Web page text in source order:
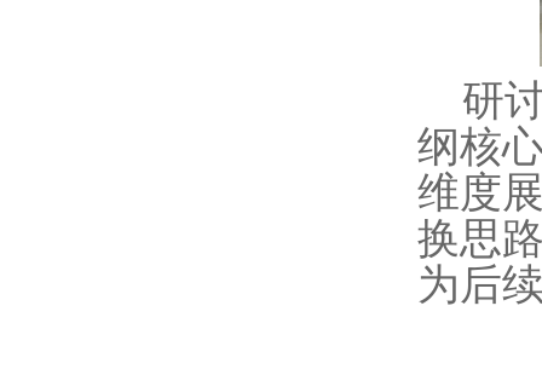
研
纲核
维度
换思
为后